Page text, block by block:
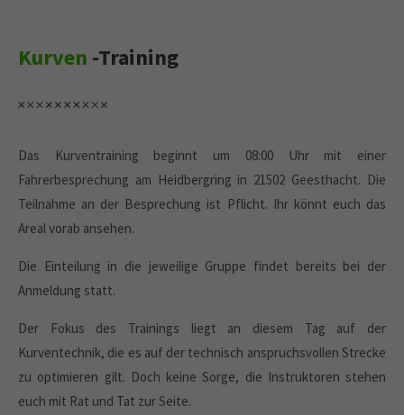
Kurven -Training
Das Kurventraining beginnt um 08:00 Uhr mit einer
Fahrerbesprechung am Heidbergring in 21502 Geesthacht. Die
Teilnahme an der Besprechung ist Pflicht. Ihr könnt euch das
Areal vorab ansehen.
Die Einteilung in die jeweilige Gruppe findet bereits bei der
Anmeldung statt.
Der Fokus des Trainings liegt an diesem Tag auf der
Kurventechnik, die es auf der technisch anspruchsvollen Strecke
zu optimieren gilt. Doch keine Sorge, die Instruktoren stehen
euch mit Rat und Tat zur Seite.